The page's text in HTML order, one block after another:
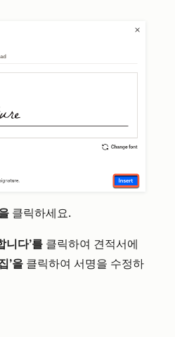
클릭하세요.
니다’를 클릭하여 견적서에
’을 클릭하여 서명을 수정하